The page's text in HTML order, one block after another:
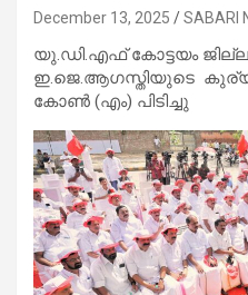
December 13, 2025 SABARI
യു.ഡി.എഫ് കോട്ടയം
ഇ.ജെ.ആഗസ്തിയുടെ
കോൺ (എം) പിടിച്ചു